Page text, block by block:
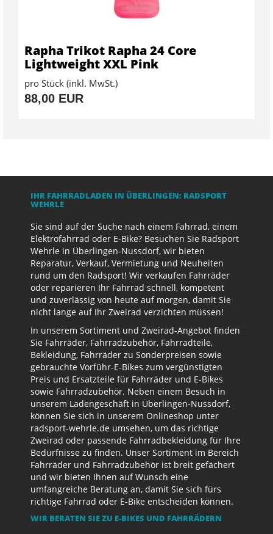
Rapha Trikot Rapha 24 Core
Lightweight XXL Pink
pro Stück (inkl. MwSt.)
88,00 EUR
IHR FAHRRADLADEN IN ÜBERLINGEN: RADSPORT
WEHRLE
Sie sind auf der Suche nach einem Fahrrad, einem
Elektrofahrrad oder E-Bike? Besuchen Sie Radsport
Wehrle in Überlingen-Nussdorf, wir bieten
Reparatur, Verkauf, Vermietung und Neuheiten
rund um den Radsport! Wir verkaufen Fahrräder
oder reparieren Ihr Fahrrad schnell, kompetent
und zuverlässig von heute auf morgen, damit Sie
nicht lange auf Ihr Zweirad verzichten müssen!
In unserem Sortiment und Zweirad-Angebot finden
Sie Fahrräder, Fahrradzubehör, Fahrradteile,
Bekleidung, Fahrräder zu Sonderpreisen sowie
gebrauchte Vorführ-E-Bikes zum vergünstigten
Preis und Ersatzteile für Fahrräder und E-Bikes
sowie Fahrradzubehör. Neben einem Besuch in
unserem Ladengeschäft in Überlingen-Nussdorf,
können Sie sich in unserem Onlineshop unter
radsport-wehrle.de umsehen, um das richtige
Zweirad oder passende Fahrradbekleidung für Ihre
Bedürfnisse zu finden. Unser Sortiment im Bereich
Fahrräder und Fahrradzubehör ist breit gefächert
und wir bieten Ihnen auf Wunsch eine
umfangreiche Beratung an, damit Sie sich fürs
richtige Fahrrad oder E-Bike entscheiden können.
WIR BERATEN SIE ZU E-BIKES UND FAHRRÄDERN